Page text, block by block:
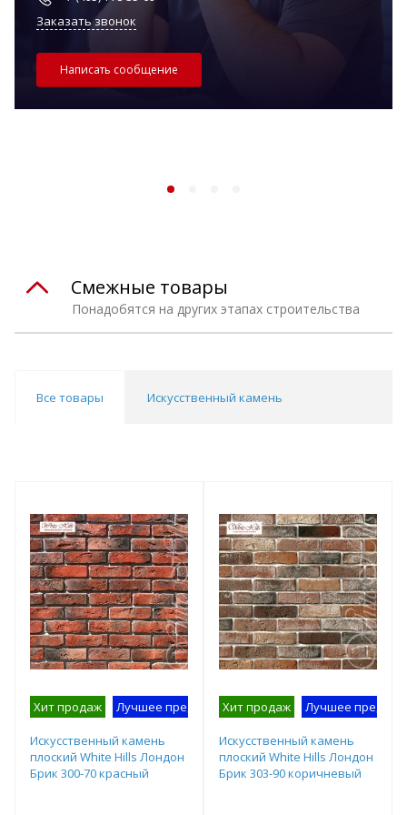
Заказать звонок
Написать сообщение
Понадобятся на других этапах строительства
Смежные товары
Все товары Искусственный камень
Хит продаж Лучшее предложение На складе
Искусственный камень
плоский White Hills Лондон
Брик 300-70 красный
Хит продаж Лучшее
Искусственный камень
плоский White Hills Лондон
Брик 303-90 коричневый